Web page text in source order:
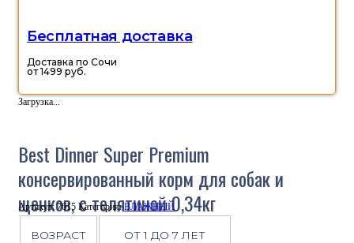
Бесплатная доставка
Доставка по Сочи
от 1499 руб.
Загрузка...
Best Dinner Super Premium
консервированный корм для собак и
щенков, с телятиной 0,34кг
Артикул:7615 Категория:ВЛАЖНЫЙ
ВОЗРАСТ ОТ 1 ДО 7 ЛЕТ